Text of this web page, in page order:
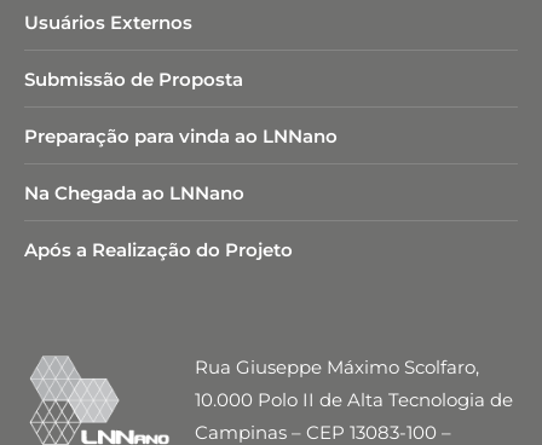
Usuários Externos
Submissão de Proposta
Preparação para vinda ao LNNano
Na Chegada ao LNNano
Após a Realização do Projeto
Rua Giuseppe Máximo Scolfaro,
10.000 Polo II de Alta Tecnologia de
Campinas – CEP 13083-100 –